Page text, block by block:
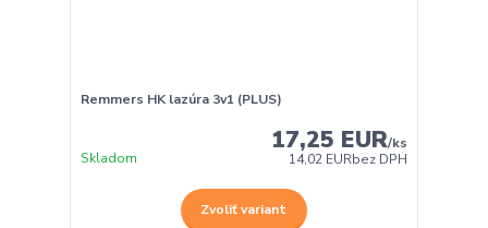
Remmers HK lazúra 3v1 (PLUS)
17,25 EUR/ks
14,02 EURbez DPH
Skladom
Zvoliť variant